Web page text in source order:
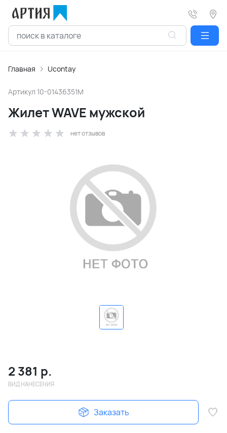
Главная Ucontay
Артикул 10-01436351M
Жилет WAVE мужской
нет отзывов
2 381 р.
ВИД НАНЕСЕНИЯ
Заказать